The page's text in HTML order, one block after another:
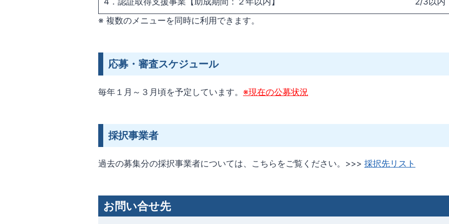
※ 複数のメニューを同時に利用できます。
応募・審査スケジュール
毎年１月～３月頃を予定しています。 ※現在の公募状況
採択事業者
過去の募集分の採択事業者については、こちらをご覧ください。>>> 採択先リスト
お問い合せ先